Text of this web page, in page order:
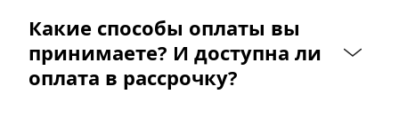
Какие способы оплаты вы
принимаете? И доступна ли
оплата в рассрочку?